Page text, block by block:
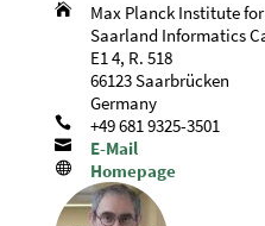

Max Planck Institute
Saarland Informatics
E1 4, R. 518
66123 Saarbrücken
Germany
 +49 681 9325-3501
 E-Mail
 Homepage